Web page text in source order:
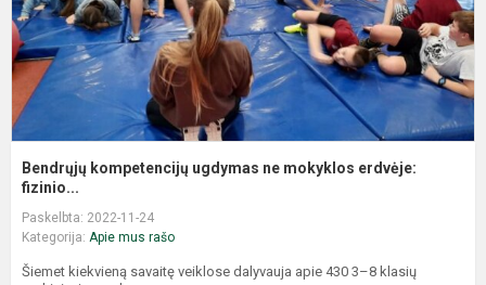
Bendrųjų kompetencijų ugdymas ne mokyklos erdvėje:
fizinio...
Paskelbta: 2022-11-24
Kategorija: Apie mus rašo
Šiemet kiekvieną savaitę veiklose dalyvauja apie 430 3–8 klasių